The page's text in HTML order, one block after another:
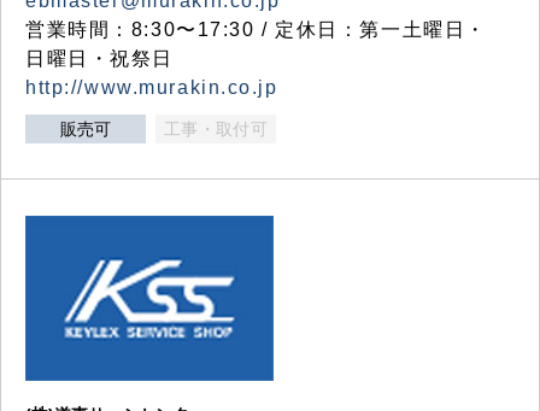
営業時間：8:30〜17:30 / 定休日：第一土曜日・
日曜日・祝祭日
http://www.murakin.co.jp
販売可 工事・取付可